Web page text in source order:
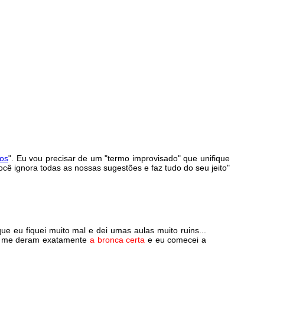
". Eu vou precisar de um "termo improvisado" que unifique
ignora todas as nossas sugestões e faz tudo do seu jeito"
eu fiquei muito mal e dei umas aulas muito ruins...
deram exatamente a bronca certa e eu comecei a